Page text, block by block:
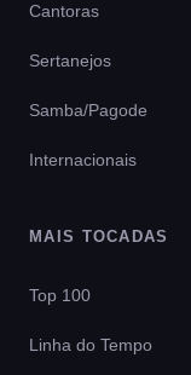
Cantoras
Sertanejos
Samba/Pagode
Internacionais
MAIS TOCADAS
Top 100
Linha do Tempo